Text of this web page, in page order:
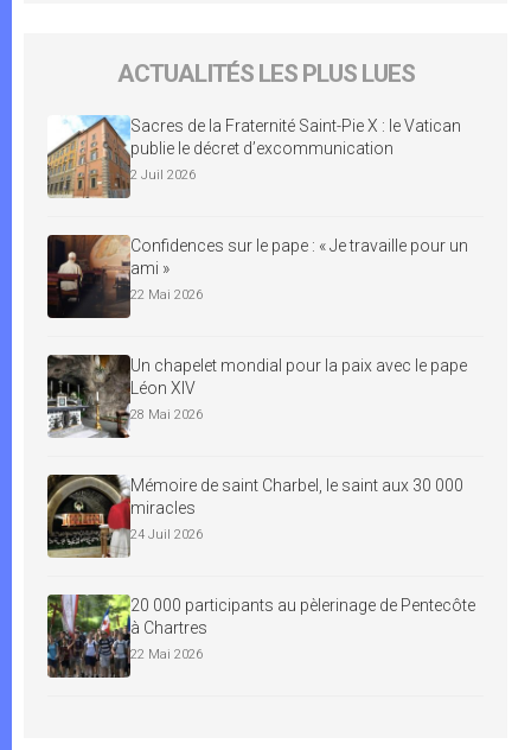
ACTUALITÉS LES PLUS LUES
Sacres de la Fraternité Saint-Pie X : le Vatican
publie le décret d’excommunication
2 Juil 2026
Confidences sur le pape : « Je travaille pour un
ami »
22 Mai 2026
Un chapelet mondial pour la paix avec le pape
Léon XIV
28 Mai 2026
Mémoire de saint Charbel, le saint aux 30 000
miracles
24 Juil 2026
20 000 participants au pèlerinage de Pentecôte
à Chartres
22 Mai 2026